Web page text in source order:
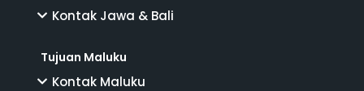
Kontak Jawa & Bali
Tujuan Maluku
Kontak Maluku